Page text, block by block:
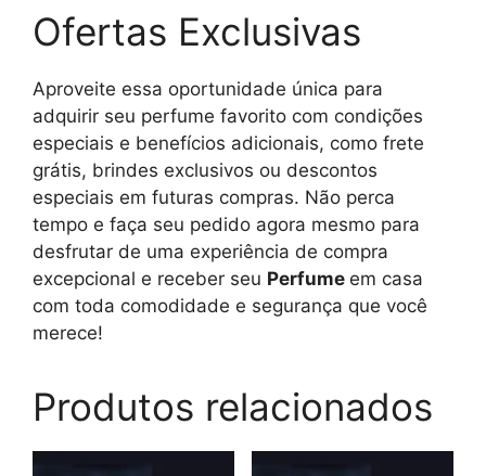
Ofertas Exclusivas
Aproveite essa oportunidade única para
adquirir seu perfume favorito com condições
especiais e benefícios adicionais, como frete
grátis, brindes exclusivos ou descontos
especiais em futuras compras. Não perca
tempo e faça seu pedido agora mesmo para
desfrutar de uma experiência de compra
excepcional e receber seu Perfume em casa
com toda comodidade e segurança que você
merece!
Produtos relacionados